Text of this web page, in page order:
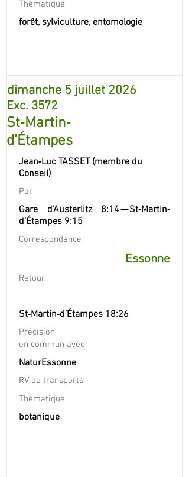
Thématique
forêt, sylviculture, entomologie
dimanche 5 juillet 2026
Exc. 3572
St‐Martin‐
d’Étampes
Jean‐Luc TASSET (membre du
Conseil)
Par
Gare d’Austerlitz 8:14 — St‐Martin‐
d’Étampes 9:15
Correspondance
Essonne
Retour
St‐Martin‐d’Étampes 18:26
Précision
en commun avec
NaturEssonne
RV ou transports
Thématique
botanique